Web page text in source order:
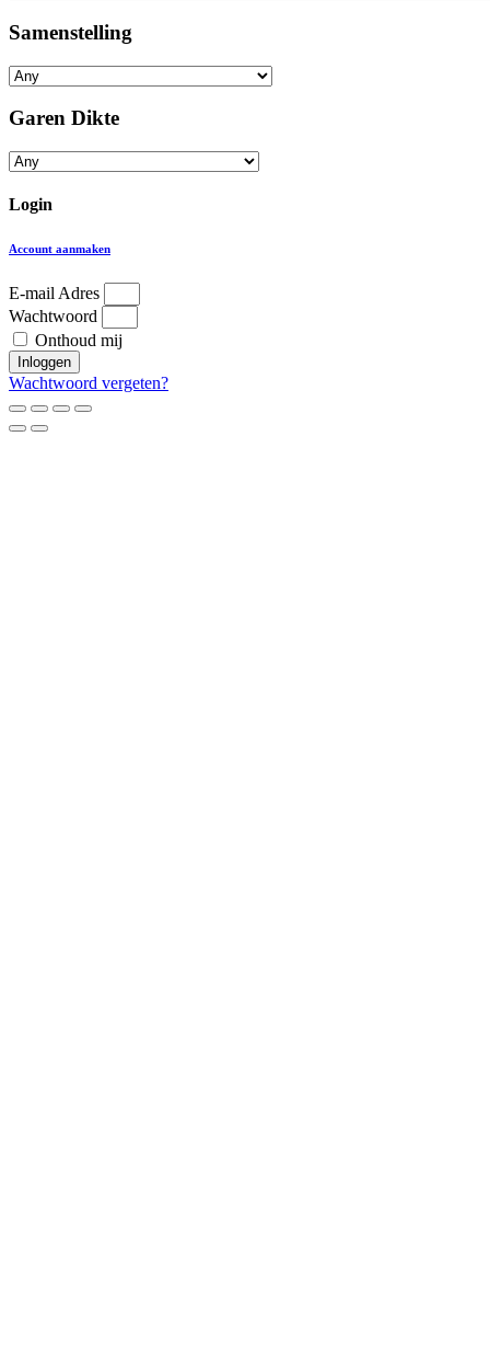
Samenstelling
Garen Dikte
Login
Account aanmaken
E-mail Adres
Wachtwoord
Onthoud mij
Inloggen
Wachtwoord vergeten?